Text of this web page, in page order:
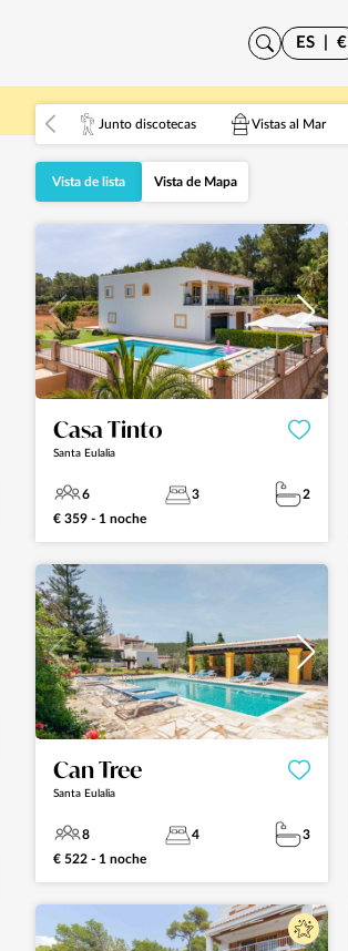
ES €
Junto discotecas Vistas al Mar
Vista de lista Vista de Mapa
Casa Tinto
Santa Eulalia
6 3
2
€ 359 - 1 noche
Can Tree
Santa Eulalia
8 4
3
€ 522 - 1 noche